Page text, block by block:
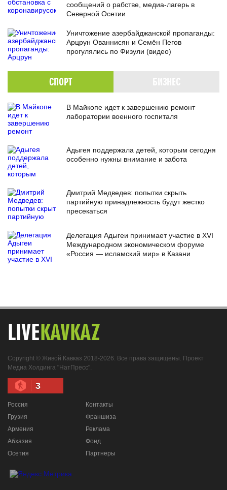
сообщений о рабстве, медиа-лагерь в
Северной Осетии
Уничтожение азербайджанской пропаганды:
Арцрун Ованнисян и Семён Пегов
прогулялись по Физули (видео)
СПОРТ
В Майкопе идет к завершению ремонт
лаборатории военного госпиталя
Адыгея поддержала детей, которым сегодня
особенно нужны внимание и забота
Дмитрий Медведев: попытки скрыть
партийную принадлежность будут жестко
пресекаться
Делегация Адыгеи принимает участие в XVI
Международном экономическом форуме
«Россия — исламский мир» в Казани
LIVEKAVKAZ
Copyright © Живой Кавказ 2018-2026. Все права защищены. Проект
Медиа Холдинга "НатПресс".
3
Россия
Грузия
Армения
Абхазия
Осетия
Контакты
Франшиза
Реклама
Фонд
Партнеры